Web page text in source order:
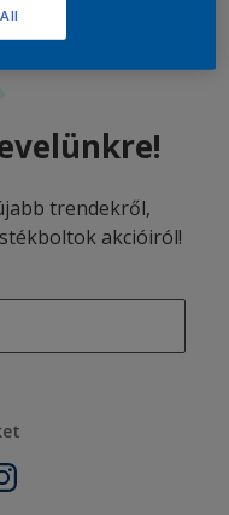
trendekről,
akcióiról!